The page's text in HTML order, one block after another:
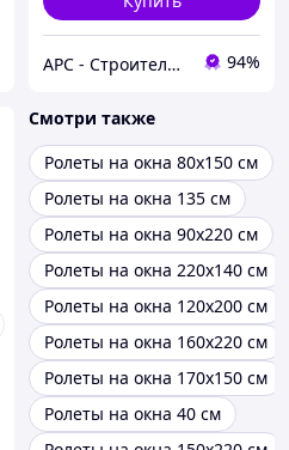
АРС - Строительный интернет-гипермаркет 94%
Смотри также
Ролеты на окна 80х150 см
Ролеты на окна 135 см
Ролеты на окна 90х220 см
Ролеты на окна 220х140 см
Ролеты на окна 120х200 см
Ролеты на окна 160х220 см
Ролеты на окна 170х150 см
Ролеты на окна 40 см